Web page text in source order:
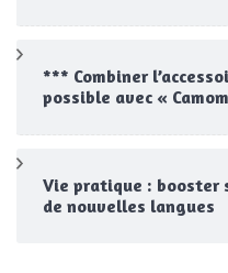
*** Combiner
possible avec «
Vie pratique : booster
de nouvelles langues